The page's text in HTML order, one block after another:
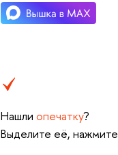
Нашли опечатку?
ыделите её, нажмите